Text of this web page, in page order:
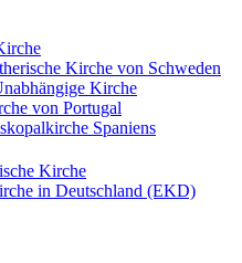
Kirche von Schweden
Kirche
von Portugal
Spaniens
Kirche
in Deutschland (EKD)